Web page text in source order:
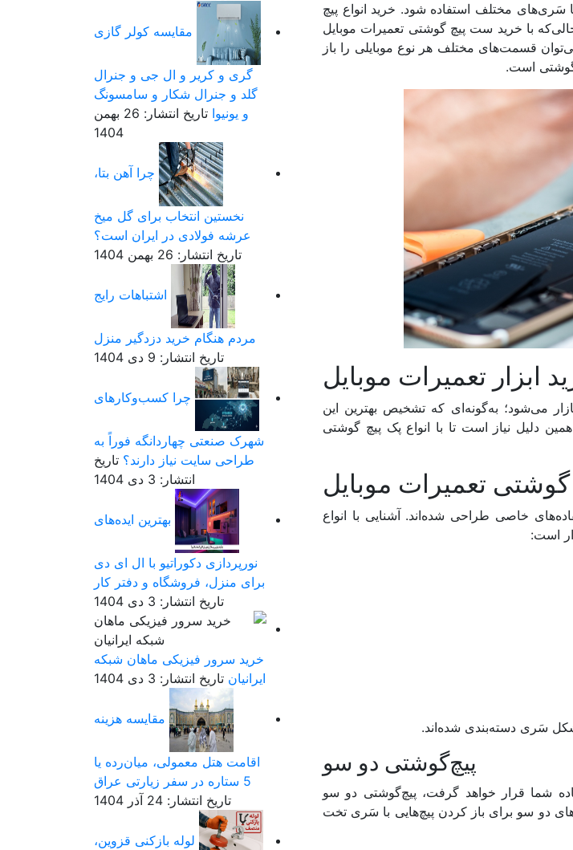
مختلف استفاده شود. خرید انواع پیچ
با خرید ست پیچ گوشتی تعمیرات موبایل
قسمت‌های مختلف هر نوع موبایلی را باز
گوشتی است.
ابزار تعمیرات موبایل
می‌شود؛ به‌گونه‌ای که تشخیص بهترین این
دلیل نیاز است تا با انواع پک پیچ گوشتی
تعمیرات موبایل
خاصی طراحی شده‌اند. آشنایی با انواع
است:
سَری دسته‌بندی شده‌اند.
​پیچ‌گوشتی دو سو
شما قرار خواهد گرفت، پیچ‌گوشتی دو سو
دو سو برای باز کردن پیچ‌هایی با سَری تخت
مقایسه کولر گازی
گری و کریر و ال جی و جنرال
گلد و جنرال شکار و سامسونگ
و یونیوا
تاریخ انتشار: 26 بهمن
1404
چرا آهن بتا،
نخستین انتخاب برای گل میخ
عرشه فولادی در ایران است؟
تاریخ انتشار: 26 بهمن 1404
اشتباهات رایج
مردم هنگام خرید دزدگیر منزل
تاریخ انتشار: 9 دی 1404
چرا کسب‌وکارهای
شهرک صنعتی چهاردانگه فوراً به
طراحی سایت نیاز دارند؟ تاریخ
انتشار: 3 دی 1404
بهترین ایده‌های
نورپردازی دکوراتیو با ال ای دی
برای منزل، فروشگاه و دفتر کار
تاریخ انتشار: 3 دی 1404
خرید سرور فیزیکی ماهان شبکه
ایرانیان تاریخ انتشار: 3 دی 1404
مقایسه هزینه
اقامت هتل معمولی، میان‌رده یا
5 ستاره در سفر زیارتی عراق
تاریخ انتشار: 24 آذر 1404
لوله بازکنی قزوین،